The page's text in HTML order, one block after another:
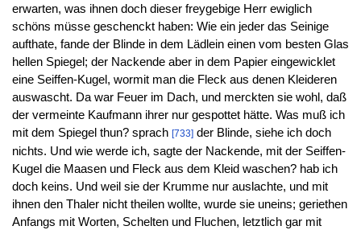
erwarten, was ihnen doch dieser freygebige Herr ewiglich
schöns müsse geschenckt haben: Wie ein jeder das Seinige
aufthate, fande der Blinde in dem Lädlein einen vom besten Glas
hellen Spiegel; der Nackende aber in dem Papier eingewicklet
eine Seiffen-Kugel, wormit man die Fleck aus denen Kleideren
auswascht. Da war Feuer im Dach, und merckten sie wohl, daß
der vermeinte Kaufmann ihrer nur gespottet hätte. Was muß ich
mit dem Spiegel thun? sprach [733]der Blinde, siehe ich doch
nichts. Und wie werde ich, sagte der Nackende, mit der Seiffen-
Kugel die Maasen und Fleck aus dem Kleid waschen? hab ich
doch keins. Und weil sie der Krumme nur auslachte, und mit
ihnen den Thaler nicht theilen wollte, wurde sie uneins; geriethen
Anfangs mit Worten, Schelten und Fluchen, letztlich gar mit